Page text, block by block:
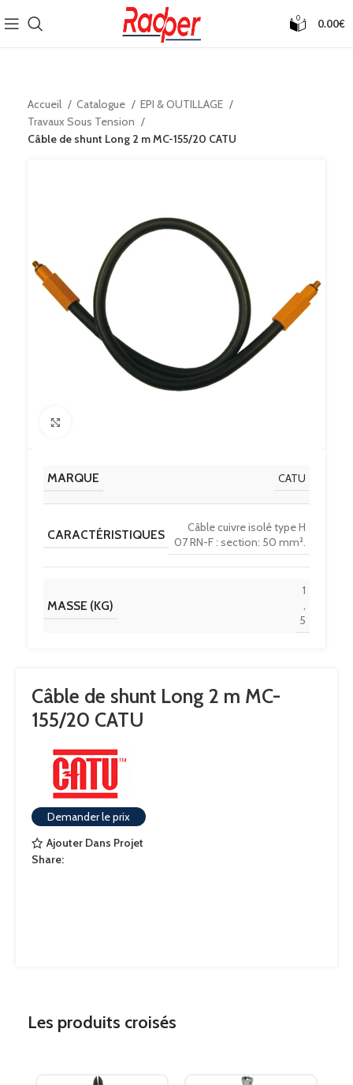
0 0.00€
Accueil Catalogue
EPI & OUTILLAGE
Travaux Sous Tension
Câble de shunt Long 2 m MC-155/20 CATU
MARQUE CATU
CARACTÉRISTIQUES
Câble cuivre isolé type H
07 RN-F : section: 50 mm².
MASSE (KG)
1
,
5
Câble de shunt Long 2 m MC-
155/20 CATU
Demander le prix
Ajouter Dans Projet
Share:
Les produits croisés